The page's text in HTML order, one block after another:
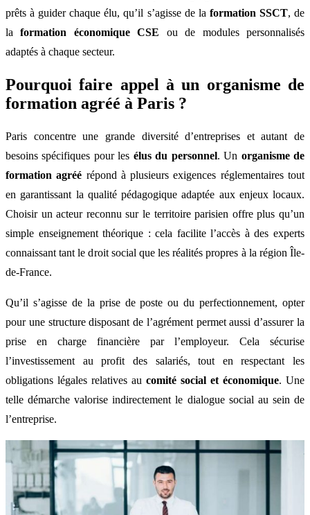
prêts à guider chaque élu, qu’il s’agisse de la formation SSCT, de
laformation économique CSE ou de modules personnalisés
adaptés à chaque secteur.
Pourquoi faire appel à un organisme de
formation agréé à Paris ?
Paris concentre une grande diversité d’entreprises et autant de
besoins spécifiques pour les élus du personnel. Un organisme de
formation agréé répond à plusieurs exigences réglementaires tout
en garantissant la qualité pédagogique adaptée aux enjeux locaux.
Choisir un acteur reconnu sur le territoire parisien offre plus qu’un
simple enseignement théorique : cela facilite l’accès à des experts
connaissant tant le droit social que les réalités propres à la région Île-
de-France.
Qu’il s’agisse de la prise de poste ou du perfectionnement, opter
pour une structure disposant de l’agrément permet aussi d’assurer la
prise en charge financière par l’employeur. Cela sécurise
l’investissement au profit des salariés, tout en respectant les
obligations légales relatives au comité social et économique. Une
telle démarche valorise indirectement le dialogue social au sein de
l’entreprise.